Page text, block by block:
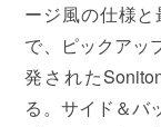
ージ風の仕様
で、ピックアッ
発された
る。サイド＆バ